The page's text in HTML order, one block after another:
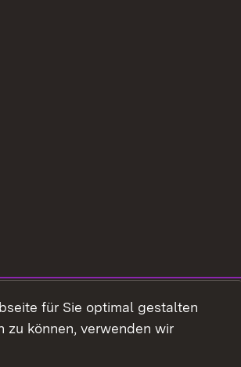
für Sie optimal gestalten
zu können, verwenden wir